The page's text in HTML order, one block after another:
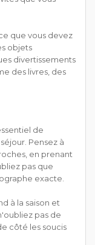
que vous devez
objets
divertissements
des livres, des
de
Pensez à
en prenant
pas que
exacte.
à la saison et
pas de
côté les soucis